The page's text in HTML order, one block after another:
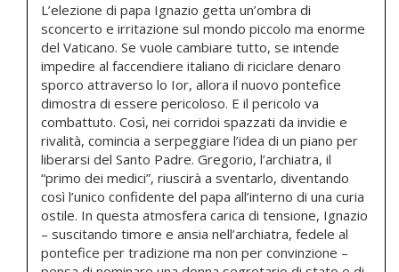
L’elezione di papa Ignazio getta un’ombra di
sconcerto e irritazione sul mondo piccolo ma enorme
del Vaticano. Se vuole cambiare tutto, se intende
impedire al faccendiere italiano di riciclare denaro
sporco attraverso lo Ior, allora il nuovo pontefice
dimostra di essere pericoloso. E il pericolo va
combattuto. Così, nei corridoi spazzati da invidie e
rivalità, comincia a serpeggiare l’idea di un piano per
liberarsi del Santo Padre. Gregorio, l’archiatra, il
“primo dei medici”, riuscirà a sventarlo, diventando
così l’unico confidente del papa all’interno di una curia
ostile. In questa atmosfera carica di tensione, Ignazio
– suscitando timore e ansia nell’archiatra, fedele al
pontefice per tradizione ma non per convinzione –